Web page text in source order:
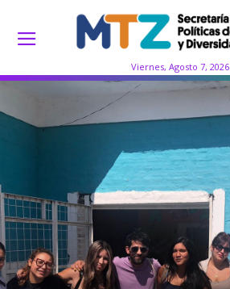
Viernes, Agosto 7, 2026